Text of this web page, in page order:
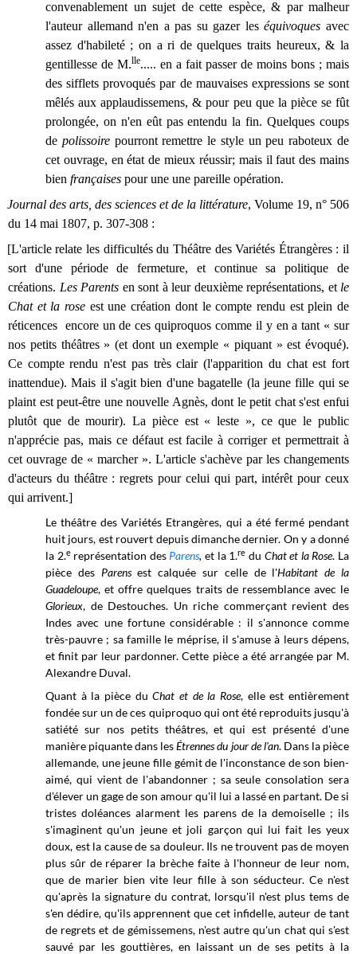
convenablement un sujet de cette espèce, & par malheur
l'auteur allemand n'en a pas su gazer leséquivoques avec
assez d'habileté ; on a ri de quelques traits heureux, & la
gentillesse de M.lle..... en a fait passer de moins bons ; mais
des sifflets provoqués par de mauvaises expressions se sont
mêlés aux applaudissemens, & pour peu que la pièce se fût
prolongée, on n'en eût pas entendu la fin. Quelques coups
de polissoirepourront remettre le style un peu raboteux de
cet ouvrage, en état de mieux réussir; mais il faut des mains
bien françaises pour une une pareille opération.
Journal des arts, des sciences et de la littérature, Volume 19, n° 506
du 14 mai 1807, p. 307-308 :
[L'article relate les difficultés du Théâtre des Variétés Étrangères : il
sort d'une période de fermeture, et continue sa politique de
créations. Les Parents en sont à leur deuxième représentations, et le
Chat et la rose est une création dont le compte rendu est plein de
réticences encore un de ces quiproquos comme il y en a tant « sur
nos petits théâtres » (et dont un exemple « piquant » est évoqué).
Ce compte rendu n'est pas très clair (l'apparition du chat est fort
inattendue). Mais il s'agit bien d'une bagatelle (la jeune fille qui se
plaint est peut-être une nouvelle Agnès, dont le petit chat s'est enfui
plutôt que de mourir). La pièce est « leste », ce que le public
n'apprécie pas, mais ce défaut est facile à corriger et permettrait à
cet ouvrage de « marcher ». L'article s'achève par les changements
d'acteurs du théâtre : regrets pour celui qui part, intérêt pour ceux
qui arrivent.]
Le théâtre des Variétés Etrangères, qui a été fermé pendant
huit jours, est rouvert depuis dimanche dernier. On y a donné
la 2.ereprésentation des Parens, et la 1.re du Chat et la Rose. La
pièce des Parensest calquée sur celle de l'Habitant de la
Guadeloupe, et offre quelques traits de ressemblance avec le
Glorieux, de Destouches. Un riche commerçant revient des
Indes avec une fortune considérable : il s'annonce comme
très-pauvre ; sa famille le méprise, il s'amuse à leurs dépens,
et finit par leur pardonner. Cette pièce a été arrangée par M.
Alexandre Duval.
Quant à la pièce duChat et de la Rose, elle est entièrement
fondée sur un de ces quiproquo qui ont été reproduits jusqu'à
satiété sur nos petits théâtres, et qui est présenté d'une
manière piquante dans lesÉtrennes du jour de l'an. Dans la pièce
allemande, une jeune fille gémit de l'inconstance de son bien-
aimé, qui vient de l'abandonner ; sa seule consolation sera
d'élever un gage de son amour qu'il lui a lassé en partant. De si
tristes doléances alarment les parens de la demoiselle ; ils
s'imaginent qu'un jeune et joli garçon qui lui fait les yeux
doux, est la cause de sa douleur. Ils ne trouvent pas de moyen
plus sûr de réparer la brèche faite à l'honneur de leur nom,
que de marier bien vite leur fille à son séducteur. Ce n'est
qu'après la signature du contrat, lorsqu'il n'est plus tems de
s'en dédire, qu'ils apprennent que cet infidelle, auteur de tant
de regrets et de gémissemens, n'est autre qu'un chat qui s'est
sauvé par les gouttières, en laissant un de ses petits à la